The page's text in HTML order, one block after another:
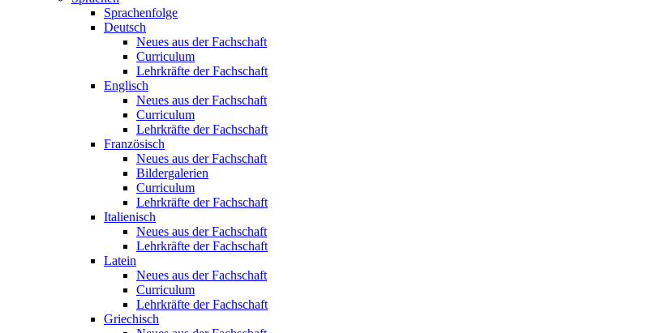
Sprachenfolge
Deutsch
Neues aus der Fachschaft
Curriculum
Lehrkräfte der Fachschaft
Englisch
Neues aus der Fachschaft
Curriculum
Lehrkräfte der Fachschaft
Französisch
Neues aus der Fachschaft
Bildergalerien
Curriculum
Lehrkräfte der Fachschaft
Italienisch
Neues aus der Fachschaft
Lehrkräfte der Fachschaft
Latein
Neues aus der Fachschaft
Curriculum
Lehrkräfte der Fachschaft
Griechisch